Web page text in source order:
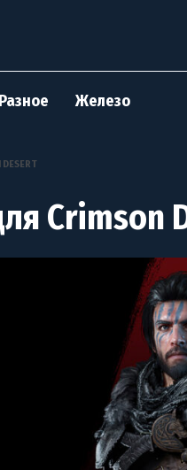
Разное Железо
Crimson